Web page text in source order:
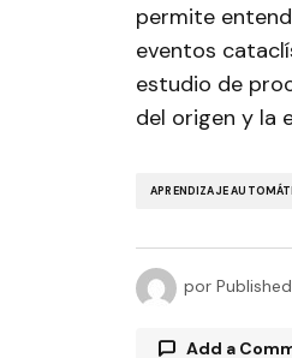
permite
eventos
estudio de
del origen y la
APRENDIZAJE
por Published
Add a